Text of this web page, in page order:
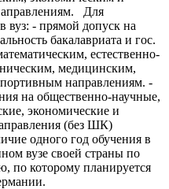
Для
вуз: - прямой допуск на
бакалавриата и гос.
естественно-
медицинским,
направлениям. -
на общественно-научные,
экономические и
(без ШК)
одного год обучения в
вузе своей страны по
по которому планируется